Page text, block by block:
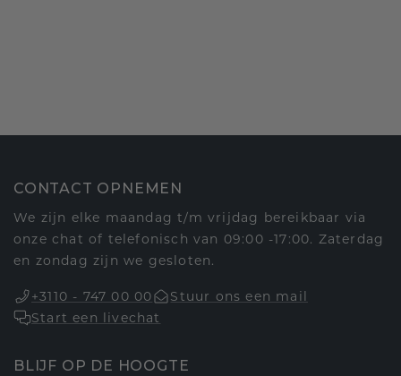
CONTACT OPNEMEN
We zijn elke maandag t/m vrijdag bereikbaar via
onze chat of telefonisch van 09:00 -17:00. Zaterdag
en zondag zijn we gesloten.
+3110 - 747 00 00
Stuur ons een mail
Start een livechat
BLIJF OP DE HOOGTE